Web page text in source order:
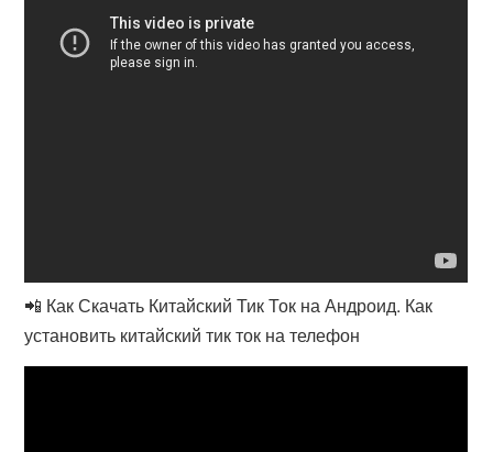
📲 Как Скачать Китайский Тик Ток на Андроид. Как
установить китайский тик ток на телефон